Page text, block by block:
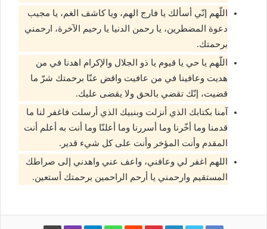
اللّهم إنّي أسألك يا فارج الهم، ويا كاشف الغم، يا مجيب
دعوة المضطرين، يا رحمن الدنيا يا رحيم الآخرة، ارحمني
برحمتك.
اللّهم يا حي يا قيوم يا ذو الجلال والإكرام اهدنا في من
هديت وعافينا في من عافيت واقض عنّا برحمتك شرّ ما
قضيت، إنّك تقضي بالحق ولا يقضى عليك.
آمنا بكتابك الذي أنزلت وبنبيك الذي أرسلت فاغفر لنا ما
قدمنا وما أخّرنا وما أسررنا وما أعلنّا وما أنت به أعلم أنت
المقدم وأنت المؤخر وأنت على كل شيء قدير.
اللهم اغفر لي وعافني، واعف عني واهدني إلى صراطك
المستقيم وارحمني يا أرحم الراحمين برحمتك أستعين.